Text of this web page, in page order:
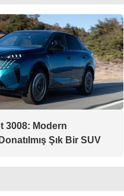
3008: Modern
Şık Bir SUV